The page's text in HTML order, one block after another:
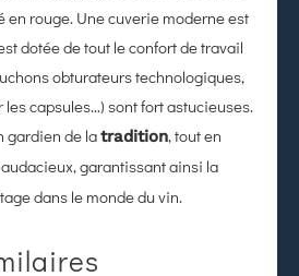
en rouge. Une cuverie moderne est
dotée de tout le confort de travail
obturateurs technologiques,
les capsules…) sont fort astucieuses.
gardien de latradition, tout en
garantissant ainsi la
dans le monde du vin.